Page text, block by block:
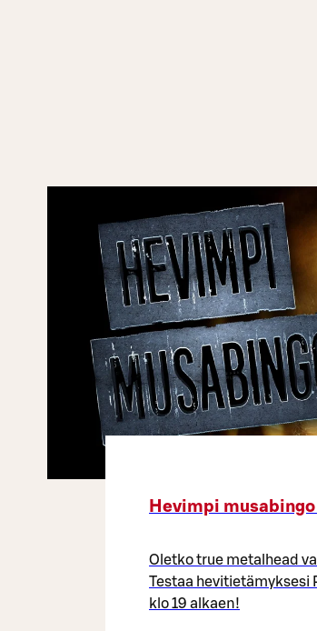
Hevimpi
Oletko true metalhead
Testaa hevitietämyksesi
klo 19 alkaen!